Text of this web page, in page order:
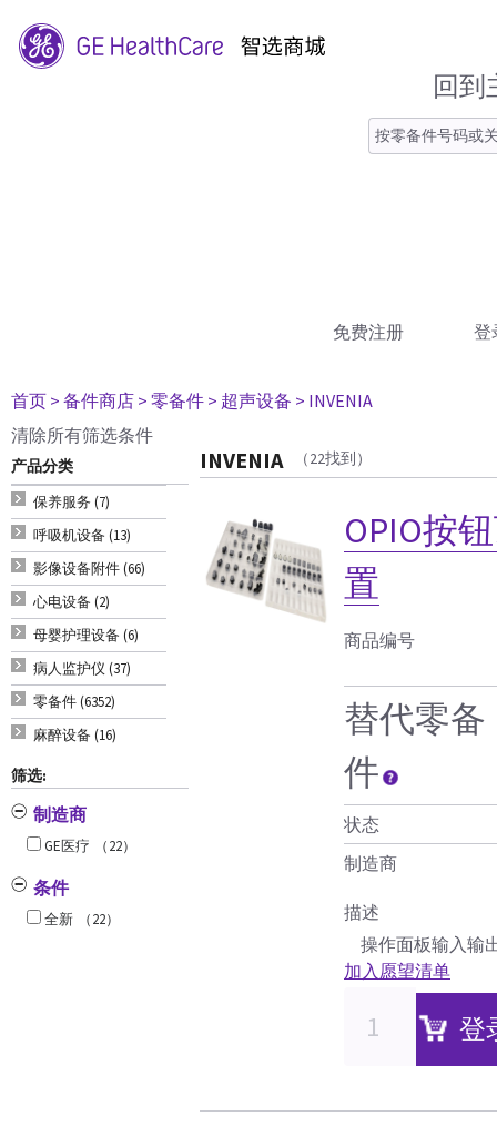
回到
免费注册 登
首页 > 备件商店 > 零备件 > 超声设备 > INVENIA
清除所有筛选条件
产品分类
保养服务 (7)
呼吸机设备 (13)
影像设备附件 (66)
心电设备 (2)
母婴护理设备 (6)
病人监护仪 (37)
零备件 (6352)
麻醉设备 (16)
筛选:
制造商
GE医疗 （22）
条件
全新 （22）
INVENIA （22找到）
OPIO按
置
商品编号
替代零备
件
状态
制造商
描述
操作面板输入输
加入愿望清单
登